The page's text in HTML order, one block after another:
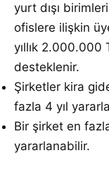
yurt dışı
ofislere ilişkin
yıllık 2.000.000
desteklenir.
Şirketler kira
fazla 4 yıl
Bir şirket en
yararlanabilir.